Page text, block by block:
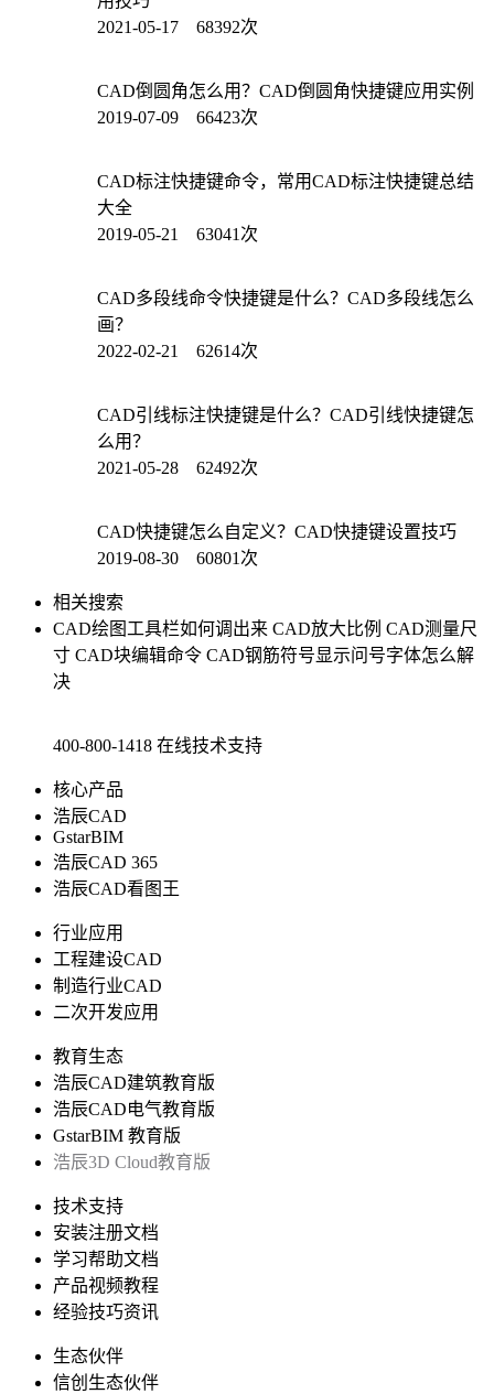
2021-05-17 68392次
CAD倒圆角怎么用？CAD倒圆角快捷键应用实例
2019-07-09 66423次
CAD标注快捷键命令，常用CAD标注快捷键总结
大全
2019-05-21 63041次
CAD多段线命令快捷键是什么？CAD多段线怎么
画？
2022-02-21 62614次
CAD引线标注快捷键是什么？CAD引线快捷键怎
么用？
2021-05-28 62492次
CAD快捷键怎么自定义？CAD快捷键设置技巧
2019-08-30 60801次
相关搜索
CAD绘图工具栏如何调出来 CAD放大比例 CAD测量尺
寸 CAD块编辑命令 CAD钢筋符号显示问号字体怎么解
决
400-800-1418 在线技术支持
核心产品
浩辰CAD
GstarBIM
浩辰CAD 365
浩辰CAD看图王
行业应用
工程建设CAD
制造行业CAD
二次开发应用
教育生态
浩辰CAD建筑教育版
浩辰CAD电气教育版
GstarBIM 教育版
浩辰3D Cloud教育版
技术支持
安装注册文档
学习帮助文档
产品视频教程
经验技巧资讯
生态伙伴
信创生态伙伴